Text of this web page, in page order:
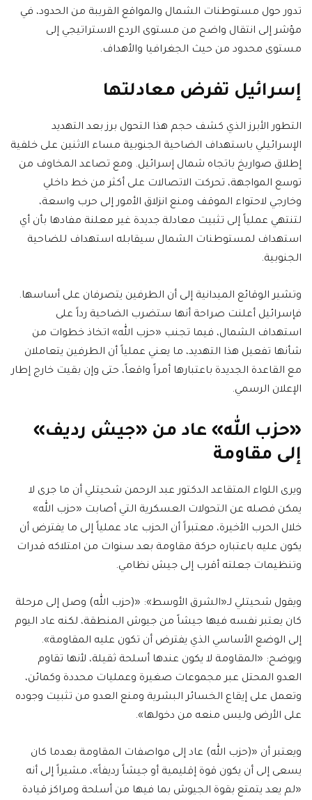
تدور حول مستوطنات الشمال والمواقع القريبة من الحدود، في
مؤشر إلى انتقال واضح من مستوى الردع الاستراتيجي إلى
مستوى محدود من حيث الجغرافيا والأهداف.
إسرائيل تفرض معادلتها
التطور الأبرز الذي كشف حجم هذا التحول برز بعد التهديد
الإسرائيلي باستهداف الضاحية الجنوبية مساء الاثنين على خلفية
إطلاق صواريخ باتجاه شمال إسرائيل. ومع تصاعد المخاوف من
توسع المواجهة، تحركت الاتصالات على أكثر من خط داخلي
وخارجي لاحتواء الموقف ومنع انزلاق الأمور إلى حرب واسعة،
لتنتهي عملياً إلى تثبيت معادلة جديدة غير معلنة مفادها بأن أي
استهداف لمستوطنات الشمال سيقابله استهداف للضاحية
الجنوبية.
وتشير الوقائع الميدانية إلى أن الطرفين يتصرفان على أساسها.
فإسرائيل أعلنت صراحة أنها ستضرب الضاحية رداً على
استهداف الشمال، فيما تجنب «حزب الله» اتخاذ خطوات من
شأنها تفعيل هذا التهديد، ما يعني عملياً أن الطرفين يتعاملان
مع القاعدة الجديدة باعتبارها أمراً واقعاً، حتى وإن بقيت خارج إطار
الإعلان الرسمي.
«حزب الله» عاد من «جيش رديف»
إلى مقاومة
ويرى اللواء المتقاعد الدكتور عبد الرحمن شحيتلي أن ما جرى لا
يمكن فصله عن التحولات العسكرية التي أصابت «حزب الله»
خلال الحرب الأخيرة، معتبراً أن الحزب عاد عملياً إلى ما يفترض أن
يكون عليه باعتباره حركة مقاومة بعد سنوات من امتلاكه قدرات
وتنظيمات جعلته أقرب إلى جيش نظامي.
ويقول شحيتلي لـ«الشرق الأوسط»: «(حزب الله) وصل إلى مرحلة
كان يعتبر نفسه فيها جيشاً من جيوش المنطقة، لكنه عاد اليوم
إلى الوضع الأساسي الذي يفترض أن تكون عليه المقاومة».
ويوضح: «المقاومة لا يكون عندها أسلحة ثقيلة، لأنها تقاوم
العدو المحتل عبر مجموعات صغيرة وعمليات محددة وكمائن،
وتعمل على إيقاع الخسائر البشرية ومنع العدو من تثبيت وجوده
على الأرض وليس منعه من دخولها».
ويعتبر أن «(حزب الله) عاد إلى مواصفات المقاومة بعدما كان
يسعى إلى أن يكون قوة إقليمية أو جيشاً رديفاً»، مشيراً إلى أنه
«لم يعد يتمتع بقوة الجيوش بما فيها من أسلحة ومراكز قيادة